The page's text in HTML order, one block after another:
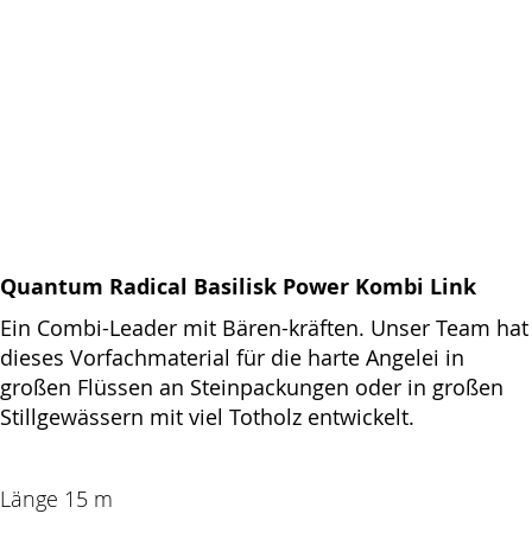
Quantum Radical Basilisk Power Kombi Link
Ein Combi-Leader mit Bären-kräften. Unser Team hat
dieses Vorfachmaterial für die harte Angelei in
großen Flüssen an Steinpackungen oder in großen
Stillgewässern mit viel Totholz entwickelt.
Länge 15 m